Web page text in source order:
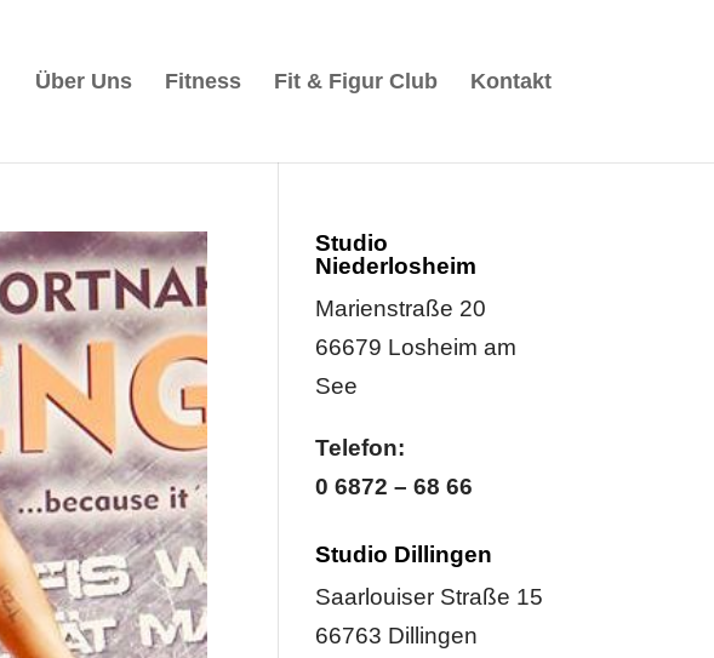
Über Uns Fitness Fit & Figur Club Kontakt
Studio
Niederlosheim
Marienstraße 20
66679 Losheim am
See
Telefon:
0 6872 – 68 66
Studio Dillingen
Saarlouiser Straße 15
66763 Dillingen